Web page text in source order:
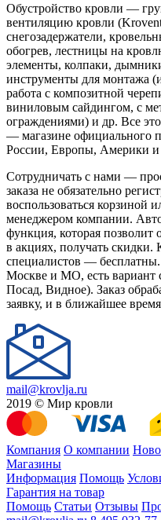
Обустройство кровли —
вентиляцию кровли
снегозадержатели,
обогрев, лестницы на
элементы, колпаки,
инструменты для монтажа
работа с композитной
виниловым сайдингом, с
ограждениями) и др. Все
— магазине официального
России, Европы, Америки
Сотрудничать с нами —
заказа не обязательно
воспользоваться корзиной
менеджером компании.
функция, которая позволит
в акциях, получать скидки.
специалистов — бесплатны.
Москве и МО, есть вариант
Посад, Видное). Заказ
заявку, и в ближайшее
mail@krovlja.ru
2019 © Мир кровли
Компания О компании
Магазины
Информация Помощь
Гарантия на товар
Помощь Статьи Отзывы